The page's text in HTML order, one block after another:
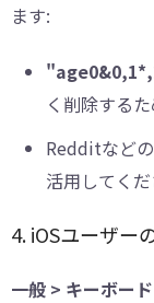
ます:
く削除する
Redditなど
活用してくだ
4. iOSユーザー
一般 > キーボー